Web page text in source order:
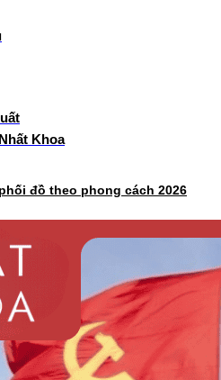
Khoa
đồ theo phong cách 2026